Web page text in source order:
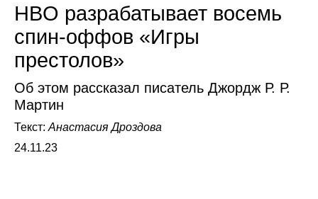
HBO разрабатывает восемь
спин-оффов «Игры
престолов»
Об этом рассказал писатель Джордж Р. Р.
Мартин
Текст: Анастасия Дроздова
24.11.23